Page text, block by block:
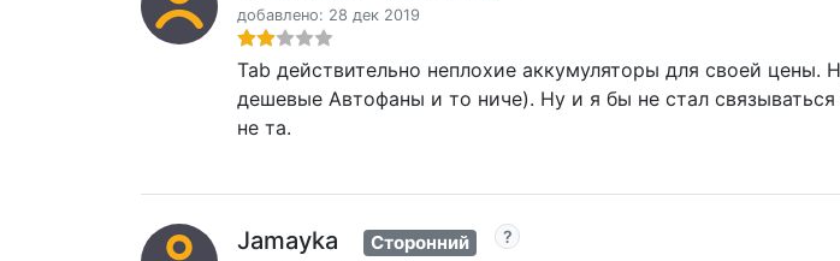
добавлено: 28 дек 2019
Tab действительно неплохие аккумуляторы для своей
дешевые Автофаны и то ниче). Ну и я бы не стал
не та.
Jamayka Сторонний